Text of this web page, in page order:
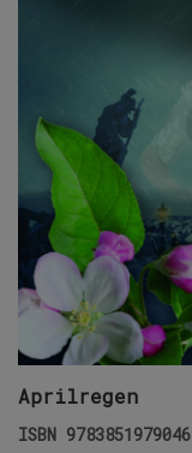
Aprilregen
ISBN 9783851979046